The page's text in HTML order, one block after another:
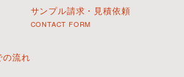
の流れ
サンプル請求・見積依頼
CONTACT FORM